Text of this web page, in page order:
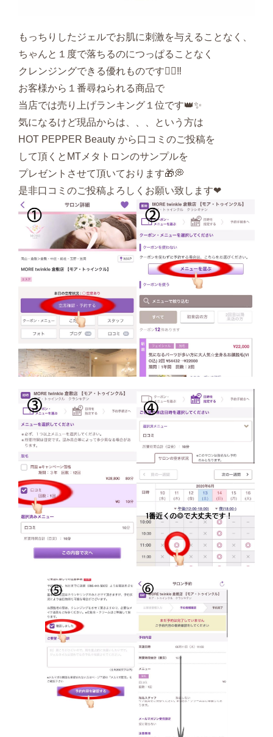
もっちりしたジェルでお肌に刺激を与えることなく、
ちゃんと１度で落ちるのにつっぱることなく
クレンジングできる優れものです👍🏻‼︎
お客様から１番尋ねられる商品で
当店では売り上げランキング１位です👑✨
気になるけど現品からは、、、という方は
HOT PEPPER Beauty から口コミのご投稿を
して頂くとMTメタトロンのサンプルを
プレゼントさせて頂いております🎁💭
是非口コミのご投稿よろしくお願い致します❤︎